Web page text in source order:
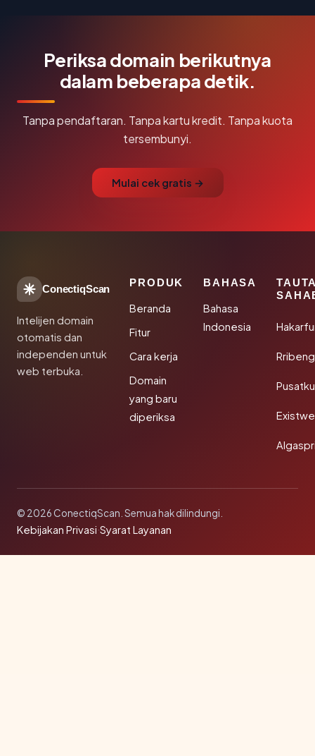
Periksa domain berikutnya
dalam beberapa detik.
Tanpa pendaftaran. Tanpa kartu kredit. Tanpa kuota
tersembunyi.
Mulai cek gratis →
ConectiqScan
Intelijen domain
otomatis dan
independen untuk
web terbuka.
PRODUK
Beranda
Fitur
Cara kerja
Domain
yang baru
diperiksa
BAHASA
Bahasa
Indonesia
© 2026 ConectiqScan. Semua hak dilindungi.
Kebijakan Privasi·Syarat Layanan